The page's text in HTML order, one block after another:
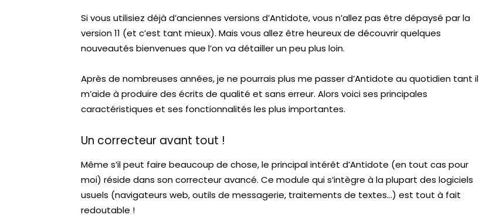
Si vous utilisiez déjà d’anciennes versions d’Antidote, vous n’allez pas être dépaysé par la
version 11 (et c’est tant mieux). Mais vous allez être heureux de découvrir quelques
nouveautés bienvenues que l’on va détailler un peu plus loin.
Après de nombreuses années, je ne pourrais plus me passer d’Antidote au quotidien tant il
m’aide à produire des écrits de qualité et sans erreur. Alors voici ses principales
caractéristiques et ses fonctionnalités les plus importantes.
Un correcteur avant tout !
Même s’il peut faire beaucoup de chose, le principal intérêt d’Antidote (en tout cas pour
moi) réside dans son correcteur avancé. Ce module qui s’intègre à la plupart des logiciels
usuels (navigateurs web, outils de messagerie, traitements de textes…) est tout à fait
redoutable !